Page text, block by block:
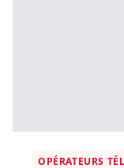
OPÉRATEURS